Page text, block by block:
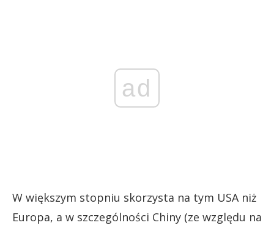
ad
W większym stopniu skorzysta na tym USA niż
Europa, a w szczególności Chiny (ze względu na